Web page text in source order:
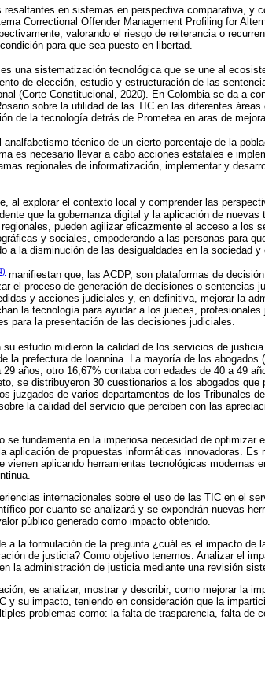
resaltantes en sistemas en perspectiva comparativa, y
Correctional Offender Management Profiling for
valorando el riesgo de reiterancia o
para que sea puesto en libertad.
una sistematización tecnológica que se une al
de elección, estudio y estructuración de las
(Corte Constitucional, 2020). En Colombia se da a
sobre la utilidad de las TIC en las diferentes
de la tecnología detrás de Prometea en aras de
analfabetismo técnico de un cierto porcentaje de la
es necesario llevar a cabo acciones estatales e
regionales de informatización, implementar y
al explorar el contexto local y comprender las
que la gobernanza digital y la aplicación de nuevas
pueden agilizar eficazmente el acceso a los
y sociales, empoderando a las personas para
a la disminución de las desigualdades en la sociedad y
manifiestan que, las ACDP, son plataformas de
el proceso de generación de decisiones o sentencias
y acciones judiciales y, en definitiva, mejorar la
la tecnología para ayudar a los jueces,
para la presentación de las decisiones judiciales.
su estudio midieron la calidad de los servicios de
la prefectura de Ioannina. La mayoría de los abogados
años, otro 16,67% contaba con edades de 40 a 49
se distribuyeron 30 cuestionarios a los abogados que
juzgados de varios departamentos de los Tribunales
la calidad del servicio que perciben con las
se fundamenta en la imperiosa necesidad de optimizar
aplicación de propuestas informáticas innovadoras. Es
vienen aplicando herramientas tecnológicas modernas
internacionales sobre el uso de las TIC en el
por cuanto se analizará y se expondrán nuevas
público generado como impacto obtenido.
a la formulación de la pregunta ¿cuál es el impacto de
de justicia? Como objetivo tenemos: Analizar el
la administración de justicia mediante una revisión
es analizar, mostrar y describir, como mejorar la
y su impacto, teniendo en consideración que la
problemas como: la falta de trasparencia, falta de